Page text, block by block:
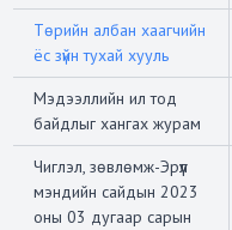
Төрийн албан хаагчийн
ёс зүйн тухай хууль
Мэдээллийн ил тод
байдлыг хангах журам
Чиглэл, зөвлөмж-Эрүүл
мэндийн сайдын 2023
оны 03 дугаар сарын